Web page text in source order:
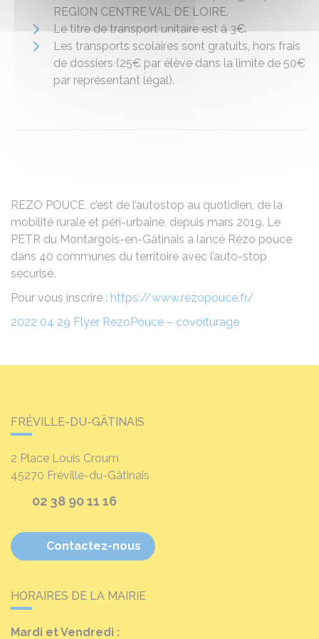
REGION CENTRE VAL DE LOIRE.
Le titre de transport unitaire est à 3€.
Les transports scolaires sont gratuits, hors frais
de dossiers (25€ par élève dans la limite de 50€
par représentant légal).
REZO POUCE, c’est de l’autostop au quotidien, de la
mobilité rurale et péri-urbaine, depuis mars 2019. Le
PETR du Montargois-en-Gâtinais a lancé Rézo pouce
dans 40 communes du territoire avec l’auto-stop
sécurisé.
Pour vous inscrire : https://www.rezopouce.fr/
2022 04 29 Flyer RezoPouce – covoiturage
FRÉVILLE-DU-GÂTINAIS
2 Place Louis Croum
45270 Fréville-du-Gâtinais
02 38 90 11 16
Contactez-nous
HORAIRES DE LA MAIRIE
Mardi et Vendredi :